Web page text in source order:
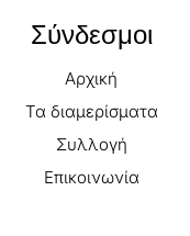
Σύνδεσμοι
Αρχική
Τα διαμερίσματα
Συλλογή
Επικοινωνία